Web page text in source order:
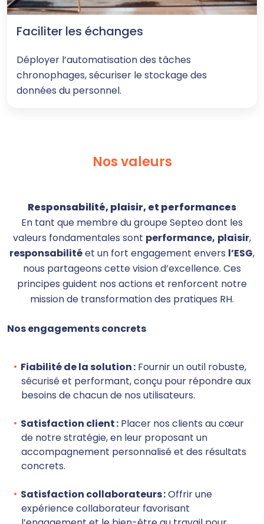
Faciliter les échanges
Déployer l’automatisation des tâches
chronophages, sécuriser le stockage des
données du personnel.
Nos valeurs
Responsabilité, plaisir, et performances
En tant que membre du groupe Septeo dont les
valeurs fondamentales sont performance, plaisir,
responsabilitéet un fort engagement envers l’ESG,
nous partageons cette vision d’excellence. Ces
principes guident nos actions et renforcent notre
mission de transformation des pratiques RH.
Nos engagements concrets
Fiabilité de la solution : Fournir un outil robuste,
sécurisé et performant, conçu pour répondre aux
besoins de chacun de nos utilisateurs.
Satisfaction client : Placer nos clients au cœur
de notre stratégie, en leur proposant un
accompagnement personnalisé et des résultats
concrets.
Satisfaction collaborateurs :Offrir une
expérience collaborateur favorisant